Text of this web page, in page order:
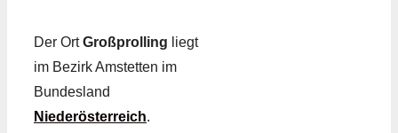
Der OrtGroßprolling liegt
im Bezirk Amstetten im
Bundesland
Niederösterreich.